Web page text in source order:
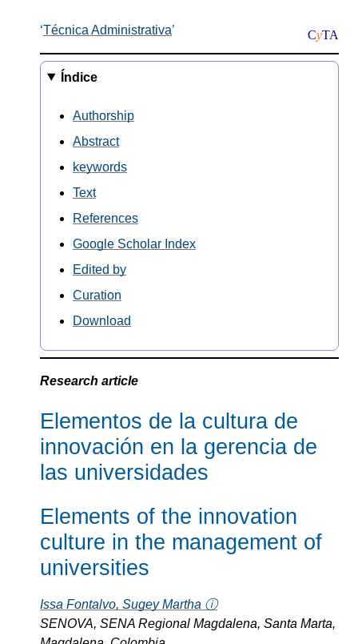
CyTA
Técnica Administrativa
Índice
Authorship
Abstract
keywords
Text
References
Google Scholar Index
Edited by
Curation
Download
Research article
Elementos de la cultura de
innovación en la gerencia de
las universidades
Elements of the innovation
culture in the management of
universities
Issa Fontalvo, Sugey Martha ⓘ
SENOVA, SENA Regional Magdalena, Santa Marta,